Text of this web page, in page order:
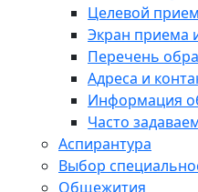
Целевой прием
Экран приема
Перечень
Адреса и
Информация
Часто
Аспирантура
Выбор
Общежития